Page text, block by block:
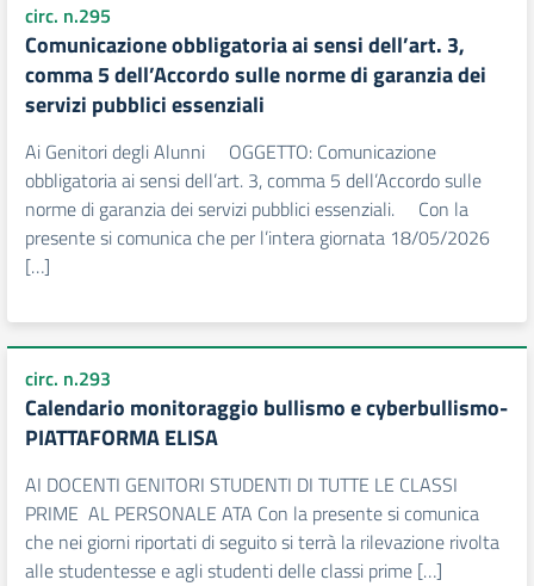
circ. n.295
Comunicazione obbligatoria ai sensi dell’art. 3,
comma 5 dell’Accordo sulle norme di garanzia dei
servizi pubblici essenziali
Ai Genitori degli Alunni OGGETTO: Comunicazione
obbligatoria ai sensi dell’art. 3, comma 5 dell’Accordo sulle
norme di garanzia dei servizi pubblici essenziali. Con la
presente si comunica che per l’intera giornata 18/05/2026
[…]
circ. n.293
Calendario monitoraggio bullismo e cyberbullismo-
PIATTAFORMA ELISA
AI DOCENTI GENITORI STUDENTI DI TUTTE LE CLASSI
PRIME AL PERSONALE ATA Con la presente si comunica
che nei giorni riportati di seguito si terrà la rilevazione rivolta
alle studentesse e agli studenti delle classi prime […]